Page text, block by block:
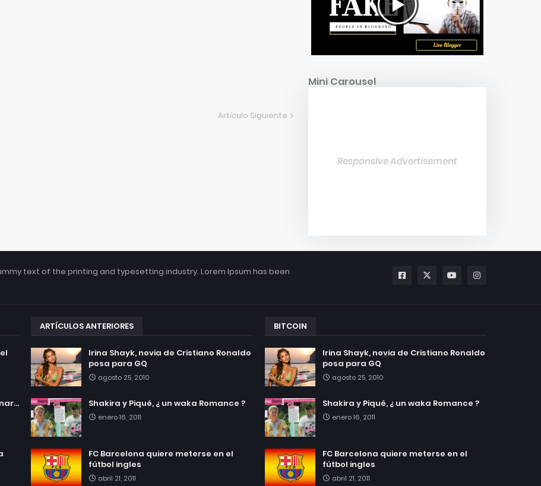
Artículo Siguiente
Mini Carousel
Responsive Advertisement
text of the printing and typesetting industry. Lorem Ipsum has been
ARTÍCULOS ANTERIORES
Irina Shayk, novia de Cristiano Ronaldo
posa para GQ
agosto 25, 2010
Shakira y Piqué, ¿ un waka Romance ?
enero 16, 2011
FC Barcelona quiere meterse en el
fútbol ingles
abril 21, 2011
BITCOIN
Irina Shayk, novia de Cristiano Ronaldo
posa para GQ
agosto 25, 2010
Shakira y Piqué, ¿ un waka Romance ?
enero 16, 2011
FC Barcelona quiere meterse en el
fútbol ingles
abril 21, 2011